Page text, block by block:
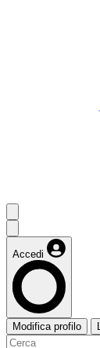
Accedi
Modifica profilo